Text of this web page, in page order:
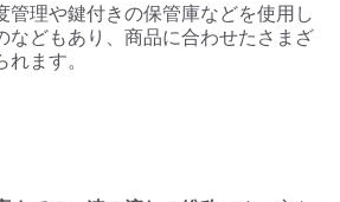
管理や鍵付きの保管庫などを使用し
などもあり、商品に合わせたさまざ
ます。